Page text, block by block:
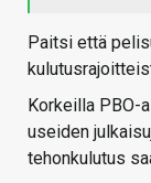
Paitsi että
Korkeilla PBO-
useiden
tehonkulutus